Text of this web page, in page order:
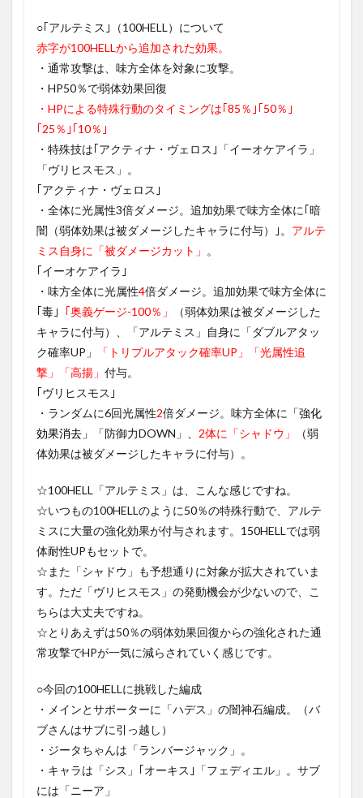
○｢アルテミス｣（100HELL）について
赤字が100HELLから追加された効果。
・通常攻撃は、味方全体を対象に攻撃。
・HP50％で弱体効果回復
・HPによる特殊行動のタイミングは｢85％｣｢50％｣
｢25％｣｢10％｣
・特殊技は｢アクティナ・ヴェロス｣「イーオケアイラ」
「ヴリヒスモス」。
｢アクティナ・ヴェロス｣
・全体に光属性3倍ダメージ。追加効果で味方全体に｢暗
闇（弱体効果は被ダメージしたキャラに付与）｣。 アルテ
ミス自身に「被ダメージカット」 。
｢イーオケアイラ｣
・味方全体に光属性4倍ダメージ。追加効果で味方全体に
｢毒｣
「奥義ゲージ-100％」
（弱体効果は被ダメージした
キャラに付与）、「アルテミス」自身に「ダブルアタッ
ク確率UP」
「トリプルアタック確率UP」「光属性追
撃」「高揚」 付与。
｢ヴリヒスモス｣
・ランダムに6回光属性2倍ダメージ。味方全体に 「強化
効果消去」
「防御力DOWN」、 2体に「シャドウ」
（弱
体効果は被ダメージしたキャラに付与）。
☆100HELL「アルテミス」は、こんな感じですね。
☆いつもの100HELLのように50％の特殊行動で、アルテ
ミスに大量の強化効果が付与されます。150HELLでは弱
体耐性UPもセットで。
☆また「シャドウ」も予想通りに対象が拡大されていま
す。ただ「ヴリヒスモス」の発動機会が少ないので、こ
ちらは大丈夫ですね。
☆とりあえずは50％の弱体効果回復からの強化された通
常攻撃でHPが一気に減らされていく感じです。
○今回の100HELLに挑戦した編成
・メインとサポーターに「ハデス」の闇神石編成。（バ
ブさんはサブに引っ越し）
・ジータちゃんは「ランバージャック」。
・キャラは「シス」｢オーキス｣「フェディエル」。サブ
には「ニーア」